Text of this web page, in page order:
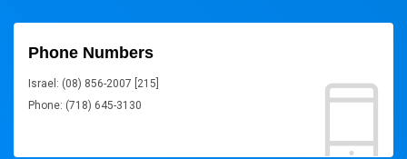
Phone Numbers
Israel: (08) 856-2007 [215]
Phone: (718) 645-3130